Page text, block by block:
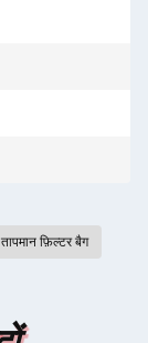
फ़िल्टर बैग